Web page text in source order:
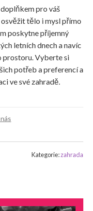
pro váš
tělo i mysl přímo
poskytne příjemný
letních dnech a navíc
prostoru. Vyberte si
potřeb a preferencí a
ve své zahradě.
Kategorie:zahrada